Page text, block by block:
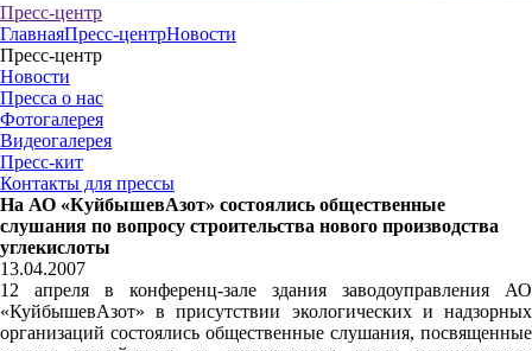
Пресс-центр
ГлавнаяПресс-центрНовости
Пресс-центр
Новости
Пресса о нас
Фотогалерея
Видеогалерея
Пресс-кит
Контакты для прессы
На АО «КуйбышевАзот» состоялись общественные
слушания по вопросу строительства нового производства
углекислоты
13.04.2007
12 апреля в конференц-зале здания заводоуправления АО
«КуйбышевАзот» в присутствии экологических и надзорных
организаций состоялись общественные слушания, посвященные